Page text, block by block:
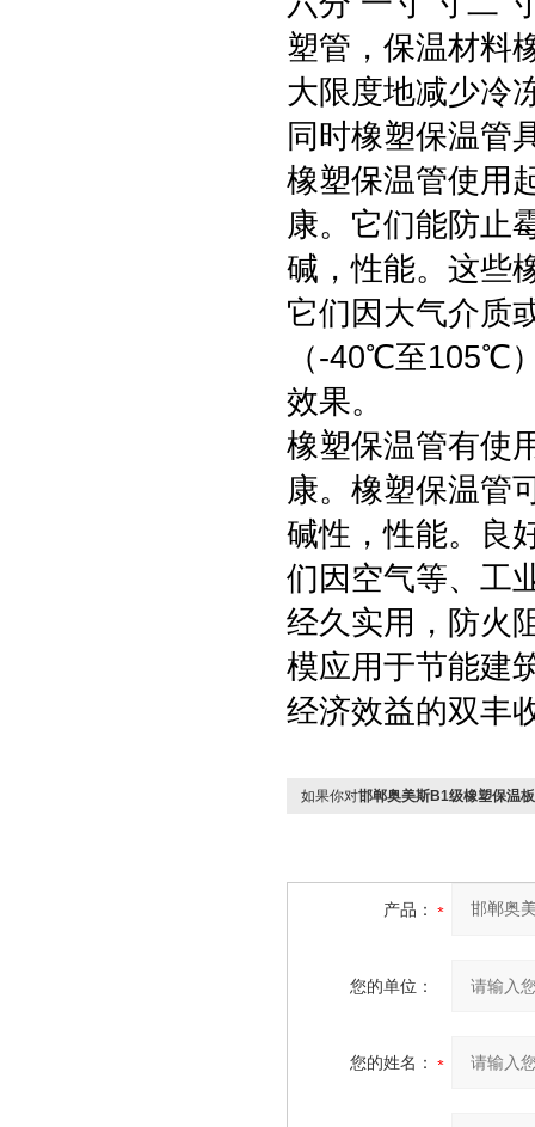
塑管，保温材料
大限度地减少冷
同时橡塑保温管
橡塑保温管使用
康。它们能防止
碱，性能。这些
它们因大气介质
（-40℃至105℃
效果。
橡塑保温管有使
康。橡塑保温管
碱性，性能。良
们因空气等、工
经久实用，防火
模应用于节能建
经济效益的双丰
如果你对邯郸奥美斯B1级橡塑保温
产品：
您的单位：
您的姓名：